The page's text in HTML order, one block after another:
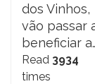
dos Vinhos,
vão passar
beneficiar
Read 3934
times